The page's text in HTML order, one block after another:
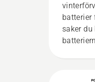
batterier
saker